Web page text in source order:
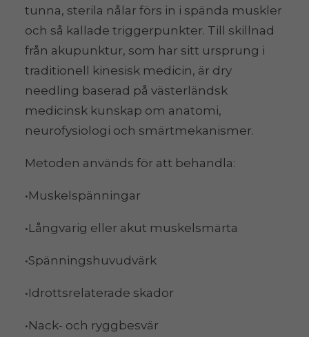
tunna, sterila nålar förs in i spända muskler
och så kallade triggerpunkter. Till skillnad
från akupunktur, som har sitt ursprung i
traditionell kinesisk medicin, är dry
needling baserad på västerländsk
medicinsk kunskap om anatomi,
neurofysiologi och smärtmekanismer.
Metoden används för att behandla:
•Muskelspänningar
•Långvarig eller akut muskelsmärta
•Spänningshuvudvärk
•Idrottsrelaterade skador
•Nack- och ryggbesvär